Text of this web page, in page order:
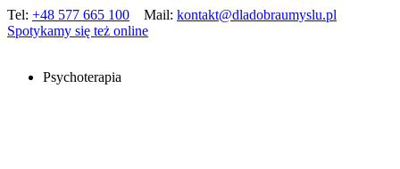
Tel: +48 577 665 100 Mail: kontakt@dladobraumyslu.pl
Spotykamy się też online
Psychoterapia